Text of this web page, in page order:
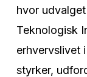
hvor
Teknologisk
erhvervslivet
styrker,